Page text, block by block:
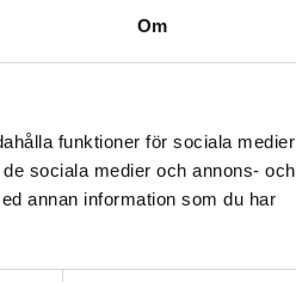
Om
funktioner för sociala medier
sociala medier och annons- och
annan information som du har